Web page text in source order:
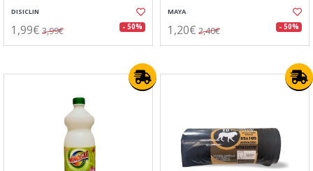
DISICLIN
1,99€ 3,99€ - 50%
MAYA
1,20€ 2,40€ - 50%